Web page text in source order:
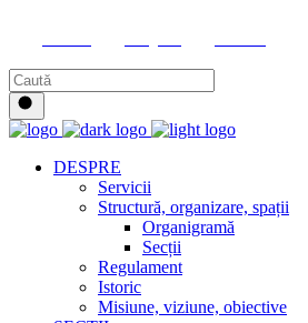
DESPRE
Servicii
Structură, organizare, spații
Organigramă
Secții
Regulament
Istoric
Misiune, viziune, obiective